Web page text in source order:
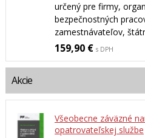
určený pre firmy,
bezpečnostných
zamestnávateľov,
159,90 € s DPH
Akcie
Všeobecne záväzné
opatrovateľskej službe